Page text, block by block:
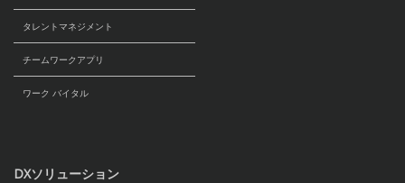
タレントマネジメント
チームワークアプリ
ワーク バイタル
DXソリューション